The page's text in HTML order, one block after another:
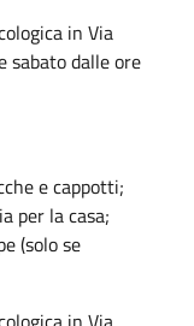
in Via
sabato dalle ore
e cappotti;
per la casa;
(solo se